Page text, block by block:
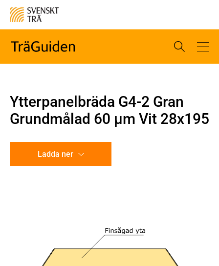
Ytterpanelbräda G4-2 Gran
Grundmålad 60 µm Vit 28x195
Ladda ner